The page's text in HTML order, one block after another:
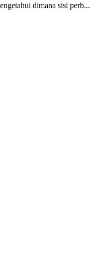
dimana sisi perb...